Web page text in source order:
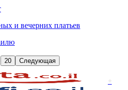
и вечерних платьев
20 Следующая
+